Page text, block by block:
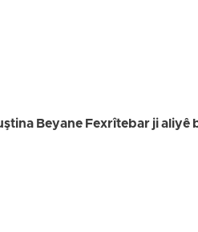
Beyane Fexrîtebar ji aliyê